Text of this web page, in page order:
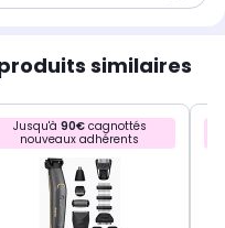
similaires
Jusqu'à 90€cagnottés
nouveaux adhérents